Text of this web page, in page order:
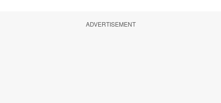
ADVERTISEMENT